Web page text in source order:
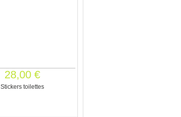
28,00 €
Stickers toilettes